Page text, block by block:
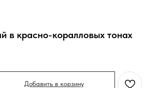
в красно-коралловых тонах
Добавить в корзину